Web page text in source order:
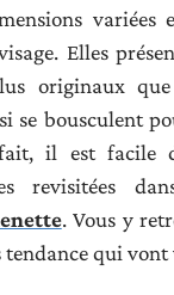
variées
Elles
originaux
se bousculent
il est facile
revisitées
. Vous y
tendance qui